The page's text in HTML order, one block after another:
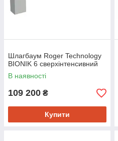
Шлагбаум Roger Technology
BIONIK 6 сверхінтенсивний
В наявності
109 200 ₴
Купити